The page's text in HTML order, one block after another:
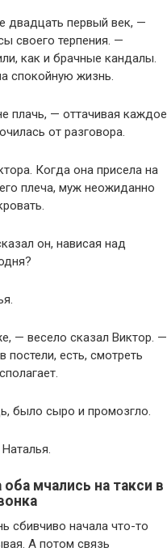
двадцать первый век, —
своего терпения. —
как и брачные кандалы.
спокойную жизнь.
плачь, — оттачивая каждое
от разговора.
Когда она присела на
плеча, муж неожиданно
он, нависая над
— весело сказал Виктор. —
есть, смотреть
было сыро и промозгло.
мчались на такси в
сбивчиво начала что-то
А потом связь